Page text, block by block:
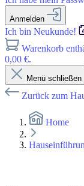
Anmelden
Ich bin Neukunde!
Warenkorb
0,00 €.
Menü schließen
Zurück zum
Home